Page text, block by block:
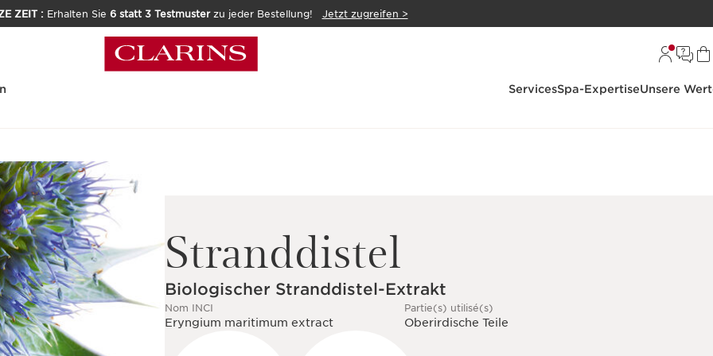
ZEIT : Erhalten Sie 6 statt 3 Testmusterzu jeder Bestellung! Jetzt zugreifen >
ServicesSpa-ExpertiseUnsere
Stranddistel
Biologischer Stranddistel-Extrakt
Nom INCI
Eryngium maritimum extract
Partie(s) utilisé(s)
Oberirdische Teile